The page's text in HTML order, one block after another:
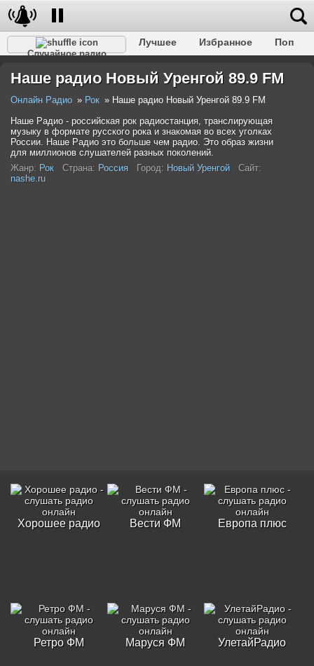
Случайное радио
Лучшее Избранное
Поп
Разговорное
Рэп Транс Дип-хаус
Фолк
Наше радио Новый Уренгой 89.9 FM
Онлайн Радио Рок
Наше радио Новый Уренгой 89.9 FM
Наше Радио - российская рок радиостанция, транслирующая
музыку в формате русского рока и знакомая во всех уголках
России. Наше Радио это больше чем радио. Это образ жизни
для миллионов слушателей разных поколений.
Жанр: Рок Страна: Россия Город: Новый Уренгой
Сайт:
nashe.ru
Хорошее радио Вести ФМ Европа плюс
Ретро ФМ Маруся ФМ УлетайРадио